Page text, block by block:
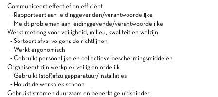
Communiceert effectief en efficiënt
- Rapporteert aan leidinggevenden/verantwoordelijke
- Meldt problemen aan leidinggevende/verantwoordelijke
Werkt met oog voor veiligheid, milieu, kwaliteit en welzijn
- Sorteert afval volgens de richtlijnen
- Werkt ergonomisch
- Gebruikt persoonlijke en collectieve beschermingsmiddelen
Organiseert zijn werkplek veilig en ordelijk
- Gebruikt (stof)afzuigapparatuur/installaties
- Houdt de werkplek schoon
Gebruikt stromen duurzaam en beperkt geluidshinder